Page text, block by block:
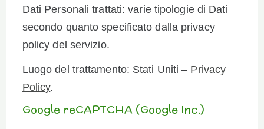
Dati Personali trattati: varie tipologie di Dati
secondo quanto specificato dalla privacy
policy del servizio.
Luogo del trattamento: Stati Uniti – Privacy
Policy.
Google reCAPTCHA (Google Inc.)